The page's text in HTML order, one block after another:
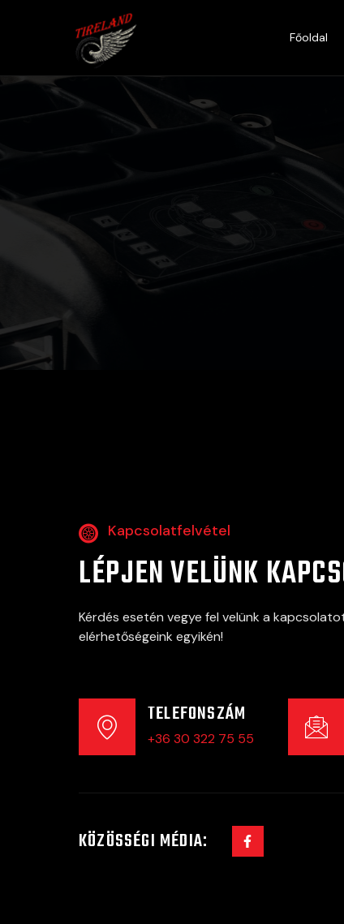
Főoldal
Kapcsolatfelvétel
LÉPJEN VELÜNK
Kérdés esetén vegye fel velünk a
elérhetőségeink egyikén!
TELEFONSZÁM
+36 30 322 75 55
KÖZÖSSÉGI MÉDIA: